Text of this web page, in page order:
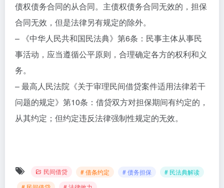
债权债务合同的从合同。主债权债务合同无效的，担保
合同无效，但是法律另有规定的除外。
– 《中华人民共和国民法典》第6条：民事主体从事民
事活动，应当遵循公平原则，合理确定各方的权利和义
务。
– 最高人民法院《关于审理民间借贷案件适用法律若干
问题的规定》第10条：借贷双方对担保期间有约定的，
从其约定；但约定违反法律强制性规定的无效。
民间借贷 # 借条约定 # 债务担保
# 民法典解读